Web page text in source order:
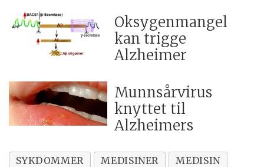
Oksygenmangel
kan trigge
Alzheimer
Munnsårvirus
knyttet til
Alzheimers
SYKDOMMER MEDISINER
MEDISIN